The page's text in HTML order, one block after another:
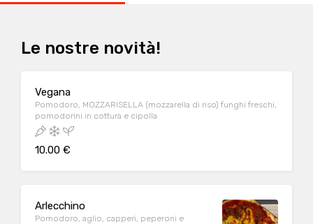
Le nostre novità!
Vegana
Pomodoro, MOZZARISELLA (mozzarella di riso) funghi freschi,
pomodorini in cottura e cipolla
10.00 €
Arlecchino
Pomodoro, aglio, capperi, peperoni e